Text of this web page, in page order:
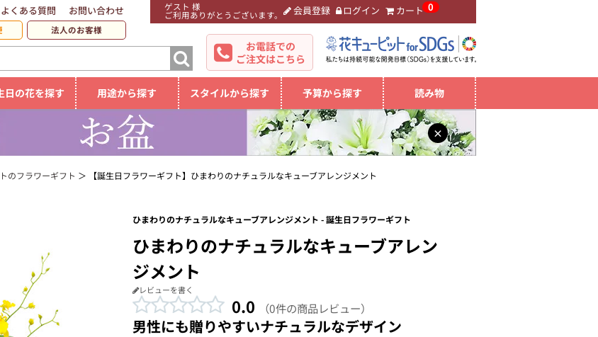
ゲスト 様
ご利用ありがとうございます。 会員登録 ログイン カート 0
よくある質問 お問い合わせ
法人のお客様
お電話での
ご注文はこちら
日の花を探す 用途から探す スタイルから探す 予算から探す 読み物
×
のフラワーギフト 【誕生日フラワーギフト】ひまわりのナチュラルなキューブアレンジメント
ひまわりのナチュラルなキューブアレンジメント - 誕生日フラワーギフト
ひまわりのナチュラルなキューブアレン
ジメント
レビューを書く
0.0 （0件の商品レビュー）
男性にも贈りやすいナチュラルなデザイン